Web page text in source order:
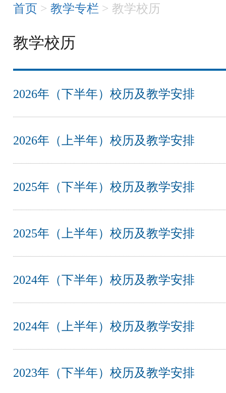
首页 > 教学专栏 > 教学校历
教学校历
2026年（下半年）校历及教学安排
2026年（上半年）校历及教学安排
2025年（下半年）校历及教学安排
2025年（上半年）校历及教学安排
2024年（下半年）校历及教学安排
2024年（上半年）校历及教学安排
2023年（下半年）校历及教学安排